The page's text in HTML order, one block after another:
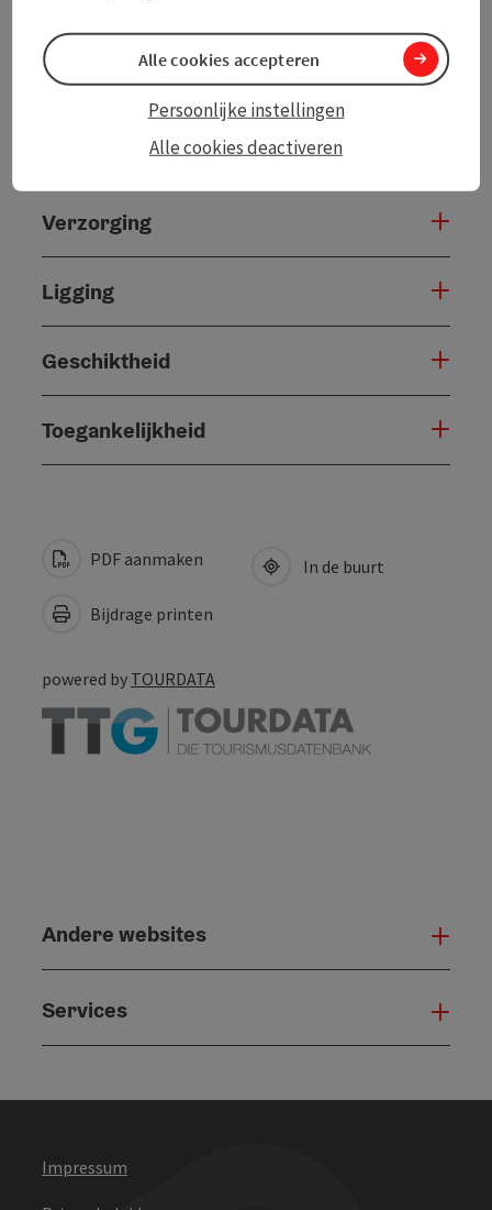
Algemene informatie
Verzorging
Ligging
Geschiktheid
Toegankelijkheid
PDF aanmaken
Bijdrage printen
In de buurt
powered by TOURDATA
Andere websites
Services
Impressum
Alle cookies deactiveren
Persoonlijke instellingen
Alle cookies accepteren